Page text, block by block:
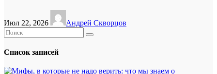
Июл 22, 2026 Андрей Скворцов
Список записей